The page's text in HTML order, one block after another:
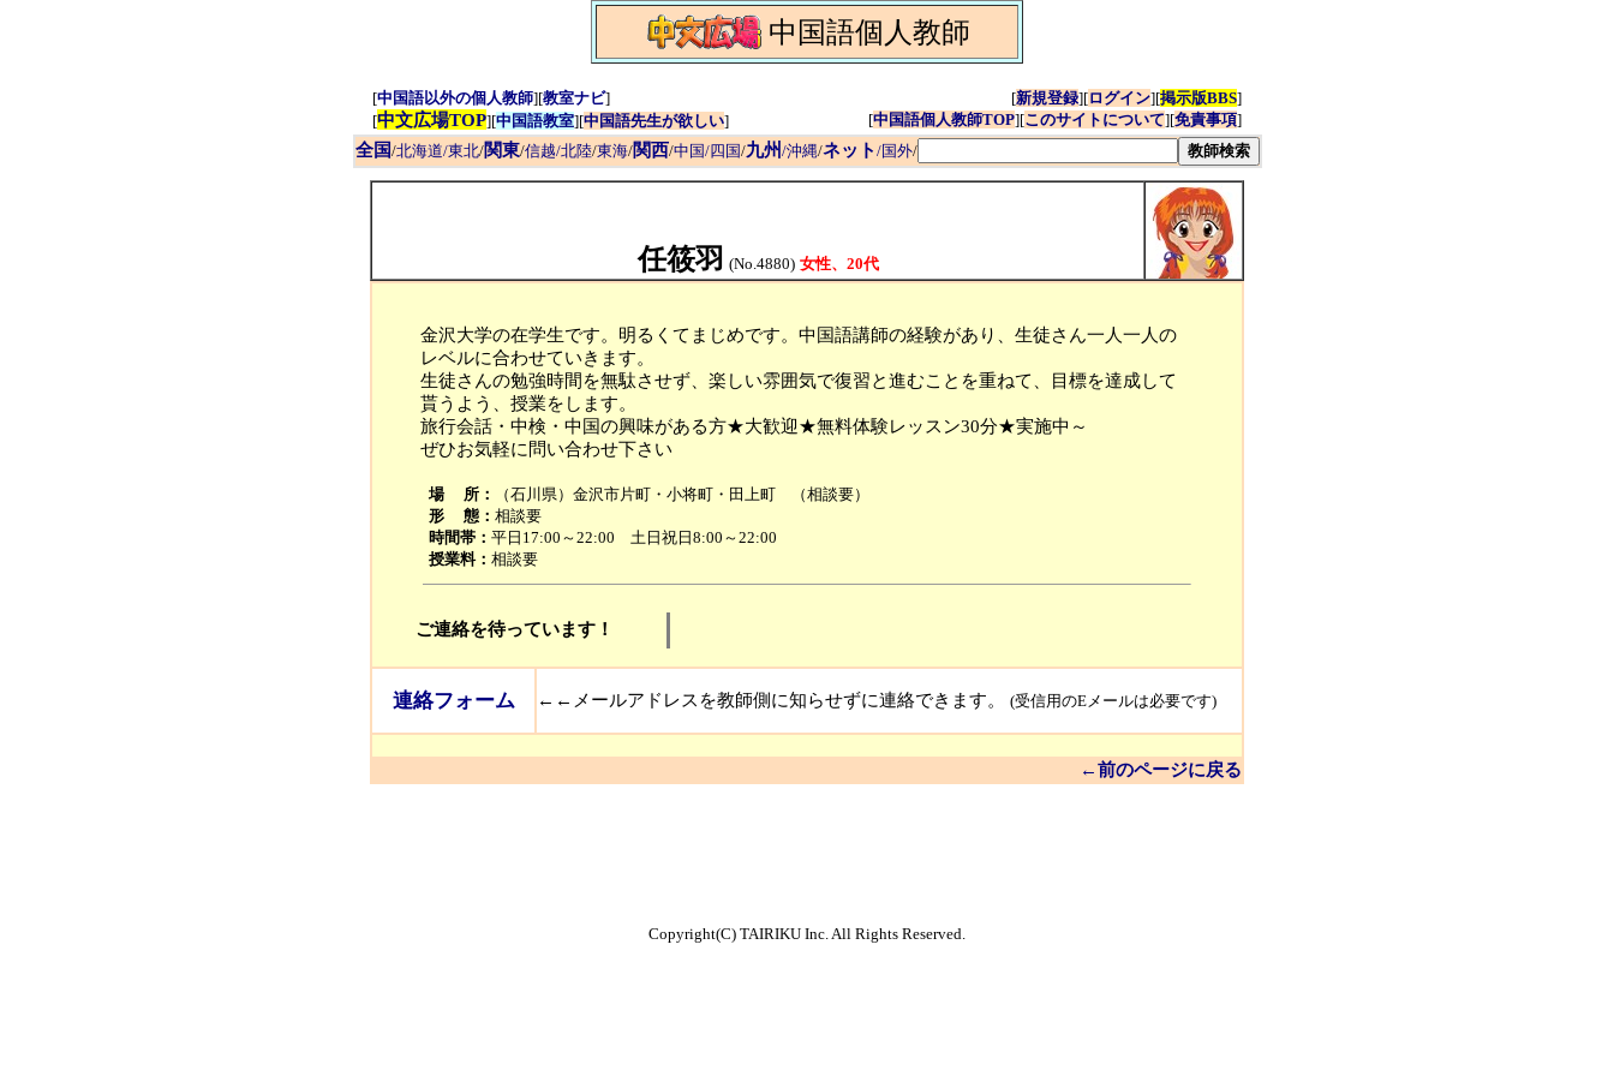
中国語個人教師
[中国語以外の個人教師][教室ナビ]
[中文広場TOP][中国語教室][中国語先生が欲しい]
[新規登録][ログイン][掲示版BBS]
[中国語個人教師TOP][このサイトについて][免責事項]
全国/北海道/東北/関東/信越/北陸/東海/関西/中国/四国/九州/沖縄/ネット /国外/
任筱羽 (No.4880) 女性、20代
金沢大学の在学生です。明るくてまじめです。中国語講師の経験があり、生徒さん一人一人の
レベルに合わせていきます。
生徒さんの勉強時間を無駄させず、楽しい雰囲気で復習と進むことを重ねて、目標を達成して
貰うよう、授業をします。
旅行会話・中検・中国の興味がある方★大歓迎★無料体験レッスン30分★実施中～
ぜひお気軽に問い合わせ下さい
場 所：
（石川県）金沢市片町・小将町・田上町 （相談要）
形 態： 相談要
時間帯： 平日17:00～22:00 土日祝日8:00～22:00
授業料： 相談要
ご連絡を待っています！
連絡フォーム ←←メールアドレスを教師側に知らせずに連絡できます。 (受信用のEメールは必要です)
←前のページに戻る
Copyright(C) TAIRIKU Inc. All Rights Reserved.